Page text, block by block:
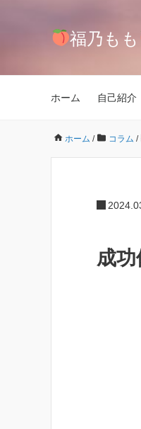
福乃もも
ホーム 自己紹介
ホーム / コラム /
成